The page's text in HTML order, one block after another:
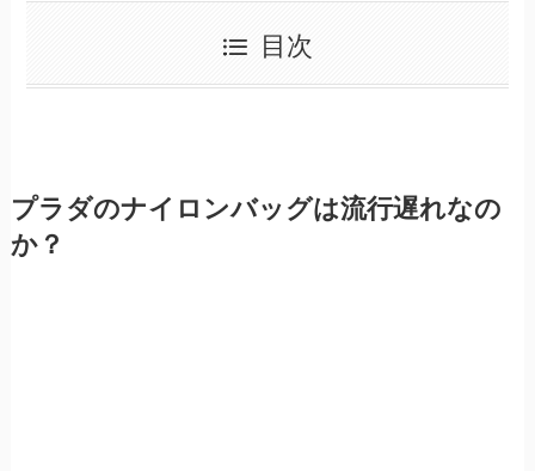
目次
プラダのナイロンバッグは流行遅れなの
か？